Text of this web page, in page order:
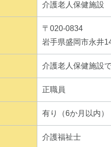
介護老人保健施設
〒020-0834
岩手県盛岡市永井
介護老人保健施設
正職員
有り（6か月以内）
介護福祉士